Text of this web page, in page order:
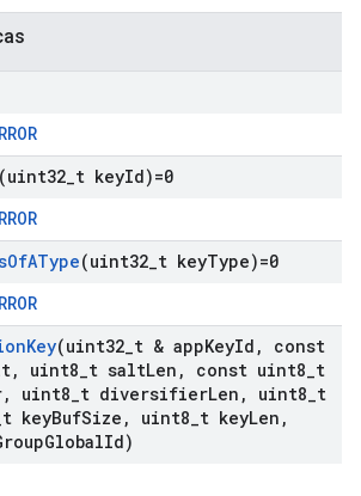
(uint32 t keyId)=0
OfAType(uint32 t keyType)=0
Key(uint32 t & appKeyId ,
const
, uint8 t saltLen , const uint8 t
, uint8 t diversifierLen , uint8 t
t keyBufSize , uint8 t keyLen ,
GlobalId)